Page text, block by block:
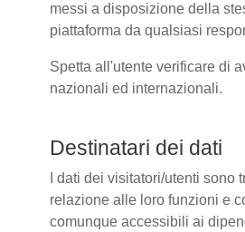
messi a disposizione della
piattaforma da qualsiasi
Spetta all'utente verificare di
nazionali ed internazionali.
Destinatari dei dati
I dati dei visitatori/utenti
relazione alle loro funzioni e
comunque accessibili ai